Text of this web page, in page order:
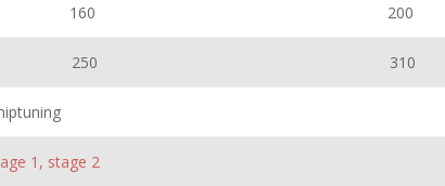
160 200
250 310
1, stage 2